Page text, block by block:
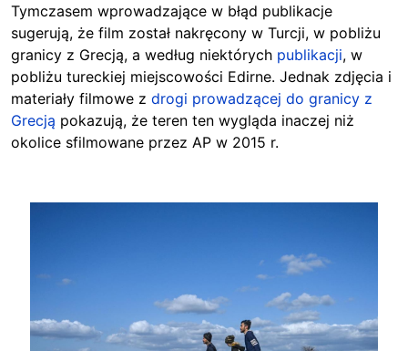
Tymczasem wprowadzające w błąd publikacje
sugerują, że film został nakręcony w Turcji, w pobliżu
granicy z Grecją, a według niektórych publikacji, w
pobliżu tureckiej miejscowości Edirne. Jednak zdjęcia i
materiały filmowe z drogi prowadzącej do granicy z
Grecją pokazują, że teren ten wygląda inaczej niż
okolice sfilmowane przez AP w 2015 r.